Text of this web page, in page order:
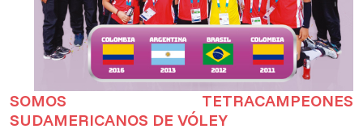
SOMOS TETRACAMPEONES
SUDAMERICANOS DE VÓLEY